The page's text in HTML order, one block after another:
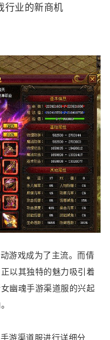
行业的新商机
游戏成为了主流。而倩
以其独特的魅力吸引着
幽魂手游渠道服的兴起
游渠道服进行详细分